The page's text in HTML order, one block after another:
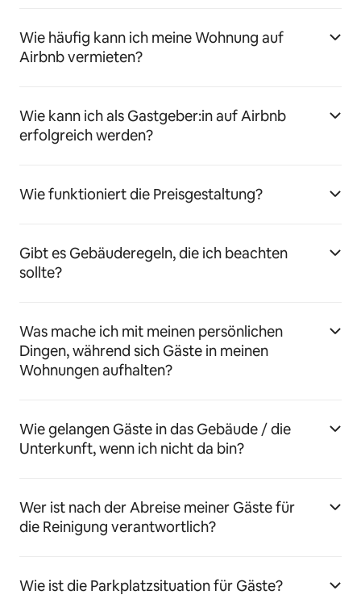
Wie häufig kann ich meine Wohnung auf
Airbnb vermieten?
Wie kann ich als Gastgeber:in auf Airbnb
erfolgreich werden?
Wie funktioniert die Preisgestaltung?
Gibt es Gebäuderegeln, die ich beachten
sollte?
Was mache ich mit meinen persönlichen
Dingen, während sich Gäste in meinen
Wohnungen aufhalten?
Wie gelangen Gäste in das Gebäude / die
Unterkunft, wenn ich nicht da bin?
Wer ist nach der Abreise meiner Gäste für
die Reinigung verantwortlich?
Wie ist die Parkplatzsituation für Gäste?